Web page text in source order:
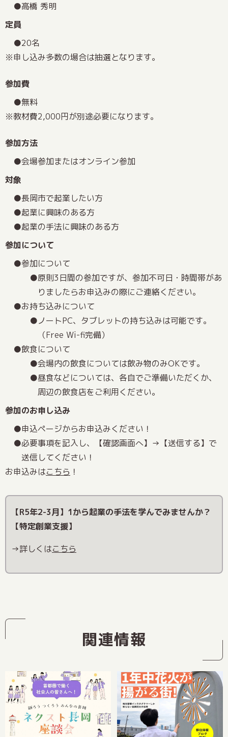
高橋 秀明
定員
20名
※申し込み多数の場合は抽選となります。
参加費
無料
※教材費2,000円が別途必要になります。
参加方法
会場参加またはオンライン参加
対象
長岡市で起業したい方
起業に興味のある方
起業の手法に興味のある方
参加について
参加について
原則3日間の参加ですが、参加不可日・時間帯があ
りましたらお申込みの際にご連絡ください。
お持ち込みについて
ノートPC、タブレットの持ち込みは可能です。
（Free Wi-fi完備）
飲食について
会場内の飲食については飲み物のみOKです。
昼食などについては、各自でご準備いただくか、
周辺の飲食店をご利用ください。
参加のお申し込み
申込ページからお申込みください！
必要事項を記入し、【確認画面へ】→【送信する】で
送信してください！
お申込みはこちら ！
【R5年2-3月】1から起業の手法を学んでみませんか？
【特定創業支援】
→詳しくはこちら
関連情報